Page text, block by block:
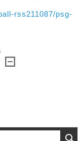
rss211087/psg-